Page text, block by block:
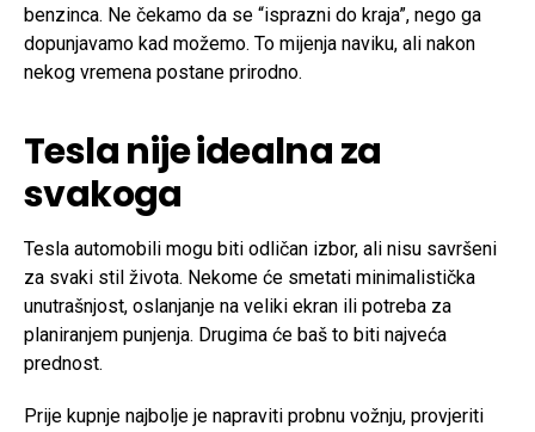
benzinca. Ne čekamo da se “isprazni do kraja”, nego ga
dopunjavamo kad možemo. To mijenja naviku, ali nakon
nekog vremena postane prirodno.
Tesla nije idealna za
svakoga
Tesla automobili mogu biti odličan izbor, ali nisu savršeni
za svaki stil života. Nekome će smetati minimalistička
unutrašnjost, oslanjanje na veliki ekran ili potreba za
planiranjem punjenja. Drugima će baš to biti najveća
prednost.
Prije kupnje najbolje je napraviti probnu vožnju, provjeriti